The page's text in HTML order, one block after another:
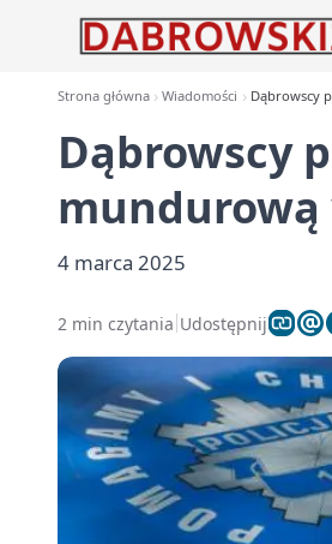
Strona główna Wiadomości Dąbrowscy
Dąbrowscy
4 marca 2025
2 min czytania Udostępnij